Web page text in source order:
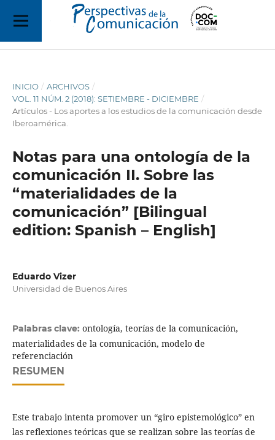
INICIO / ARCHIVOS /
VOL. 11 NÚM. 2 (2018): SETIEMBRE - DICIEMBRE /
Artículos - Los aportes a los estudios de la comunicación desde
Iberoamérica.
Notas para una ontología de la
comunicación II. Sobre las
“materialidades de la
comunicación” [Bilingual
edition: Spanish – English]
Eduardo Vizer
Universidad de Buenos Aires
Palabras clave: ontología, teorías de la comunicación,
materialidades de la comunicación, modelo de
referenciación
RESUMEN
Este trabajo intenta promover un “giro epistemológico” en
las reflexiones teóricas que se realizan sobre las teorías de